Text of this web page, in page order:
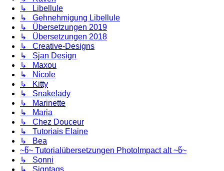
↳ Libellule
↳ Gehnehmigung Libellule
↳ Übersetzungen 2019
↳ Übersetzungen 2018
↳ Creative-Designs
↳ Sjan Design
↳ Maxou
↳ Nicole
↳ Kitty
↳ Snakelady
↳ Marinette
↳ Maria
↳ Chez Douceur
↳ Tutoriais Elaine
↳ Bea
~წ~ Tutorialübersetzungen PhotoImpact alt ~წ~
↳ Sonni
↳ Signtags